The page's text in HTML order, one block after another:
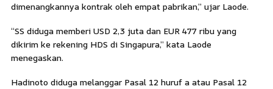
dimenangkannya kontrak oleh empat pabrikan,” ujar Laode.
“SS diduga memberi USD 2,3 juta dan EUR 477 ribu yang
dikirim ke rekening HDS di Singapura,” kata Laode
menegaskan.
Hadinoto diduga melanggar Pasal 12 huruf a atau Pasal 12